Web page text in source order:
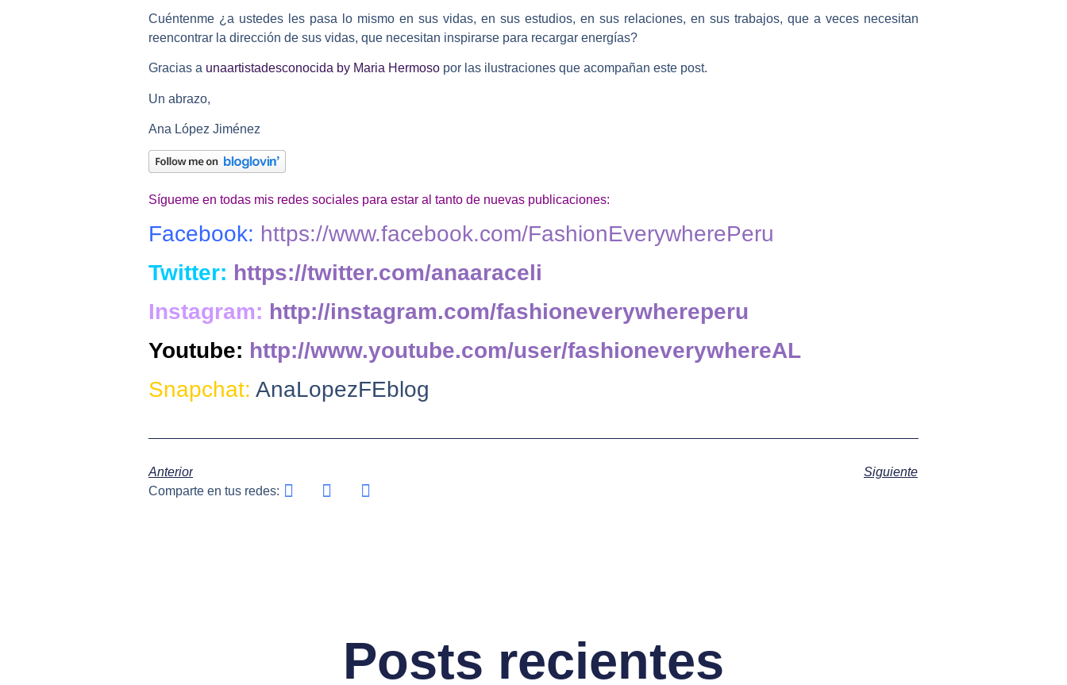
Cuéntenme ¿a ustedes les pasa lo mismo en sus vidas, en sus estudios, en sus relaciones, en sus trabajos, que a veces necesitan
reencontrar la dirección de sus vidas, que necesitan inspirarse para recargar energías?
Gracias a unaartistadesconocida by Maria Hermoso por las ilustraciones que acompañan este post.
Un abrazo,
Ana López Jiménez
Sígueme en todas mis redes sociales para estar al tanto de nuevas publicaciones:
Facebook: https://www.facebook.com/FashionEverywherePeru
Twitter: https://twitter.com/anaaraceli
Instagram: http://instagram.com/fashioneverywhereperu
Youtube: http://www.youtube.com/user/fashioneverywhereAL
Snapchat: AnaLopezFEblog
Anterior
Siguiente
Comparte en tus redes:
Posts recientes